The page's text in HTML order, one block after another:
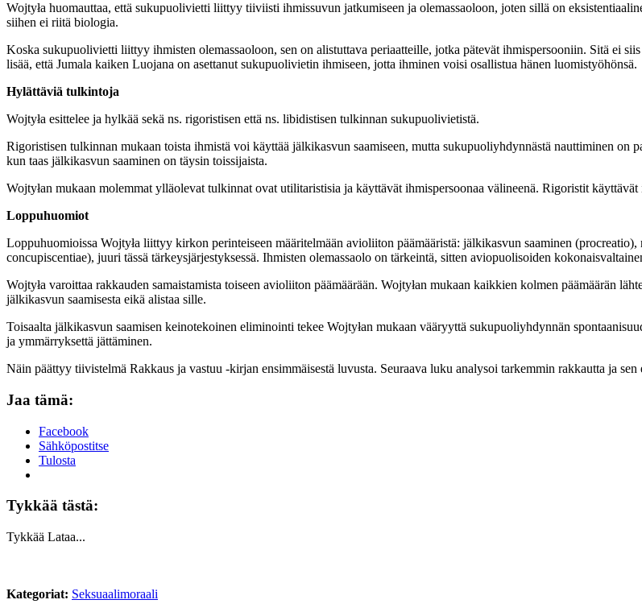
Wojtyła huomauttaa, että sukupuolivietti liittyy tiiviisti ihmissuvun jatkumiseen ja olemassaoloon, joten sillä on
siihen ei riitä biologia.
Koska sukupuolivietti liittyy ihmisten olemassaoloon, sen on alistuttava periaatteille, jotka pätevät ihmispersooniin. Sitä ei
lisää, että Jumala kaiken Luojana on asettanut sukupuolivietin ihmiseen, jotta ihminen voisi osallistua hänen luomistyöhönsä.
Hylättäviä tulkintoja
Wojtyła esittelee ja hylkää sekä ns. rigoristisen että ns. libidistisen tulkinnan sukupuolivietistä.
Rigoristisen tulkinnan mukaan toista ihmistä voi käyttää jälkikasvun saamiseen, mutta sukupuoliyhdynnästä nauttiminen
kun taas jälkikasvun saaminen on täysin toissijaista.
Wojtyłan mukaan molemmat ylläolevat tulkinnat ovat utilitaristisia ja käyttävät ihmispersoonaa välineenä. Rigoristit
Loppuhuomiot
Loppuhuomioissa Wojtyła liittyy kirkon perinteiseen määritelmään avioliiton päämääristä: jälkikasvun saaminen
concupiscentiae), juuri tässä tärkeysjärjestyksessä. Ihmisten olemassaolo on tärkeintä, sitten aviopuolisoiden
Wojtyła varoittaa rakkauden samaistamista toiseen avioliiton päämäärään. Wojtyłan mukaan kaikkien kolmen päämäärän
jälkikasvun saamisesta eikä alistaa sille.
Toisaalta jälkikasvun saamisen keinotekoinen eliminointi tekee Wojtyłan mukaan vääryyttä sukupuoliyhdynnän
ja ymmärryksettä jättäminen.
Näin päättyy tiivistelmä Rakkaus ja vastuu -kirjan ensimmäisestä luvusta. Seuraava luku analysoi tarkemmin rakkautta ja sen
Jaa tämä:
Facebook
Sähköpostitse
Tulosta
Tykkää tästä:
Tykkää Lataa...
Kategoriat: Seksuaalimoraali